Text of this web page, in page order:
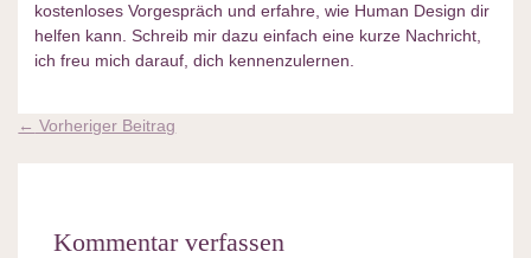
kostenloses Vorgespräch und erfahre, wie Human Design dir
helfen kann. Schreib mir dazu einfach eine kurze Nachricht,
ich freu mich darauf, dich kennenzulernen.
← Vorheriger Beitrag
Kommentar verfassen